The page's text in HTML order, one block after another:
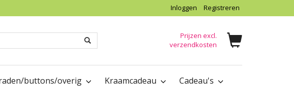
Inloggen Registreren
Prijzen excl.
verzendkosten
buttons/overig Kraamcadeau
Cadeau's